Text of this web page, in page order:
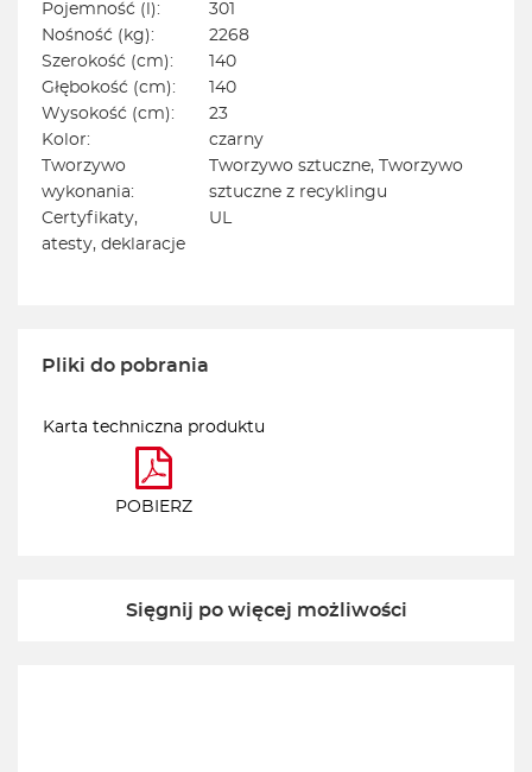
Pojemność (l):
301
Nośność (kg):
2268
Szerokość (cm):
140
Głębokość (cm):
140
Wysokość (cm):
23
Kolor:
czarny
Tworzywo
wykonania:
Tworzywo sztuczne, Tworzywo
sztuczne z recyklingu
Certyfikaty,
atesty, deklaracje
UL
Pliki do pobrania
Karta techniczna produktu
POBIERZ
Sięgnij po więcej możliwości